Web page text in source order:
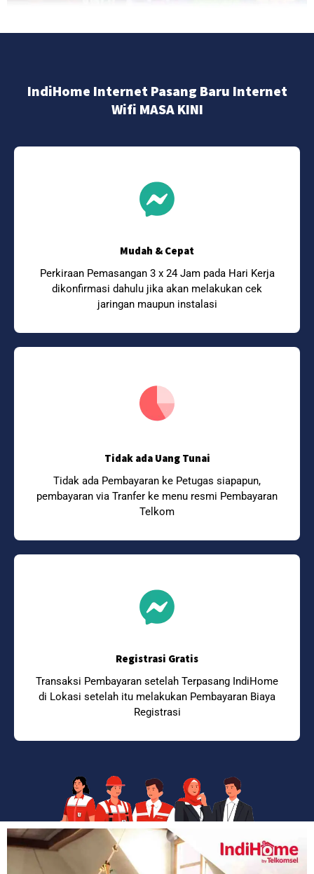
IndiHome Internet Pasang Baru Internet
Wifi MASA KINI
Mudah & Cepat
Perkiraan Pemasangan 3 x 24 Jam pada Hari Kerja
dikonfirmasi dahulu jika akan melakukan cek
jaringan maupun instalasi
Tidak ada Uang Tunai
Tidak ada Pembayaran ke Petugas siapapun,
pembayaran via Tranfer ke menu resmi Pembayaran
Telkom
Registrasi Gratis
Transaksi Pembayaran setelah Terpasang IndiHome
di Lokasi setelah itu melakukan Pembayaran Biaya
Registrasi